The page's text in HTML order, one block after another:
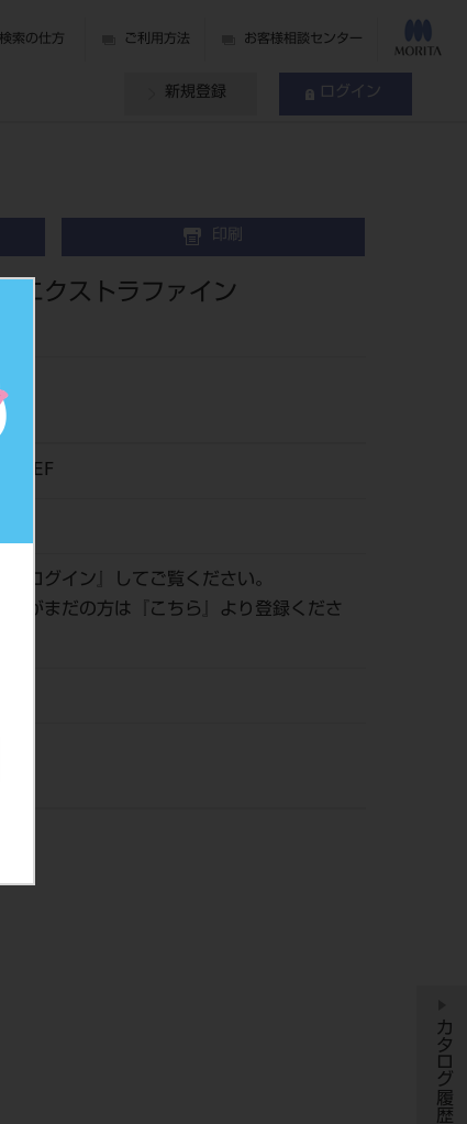
検索の仕方 ご利用方法 お客様相談センター
新規登録 ログイン
印刷
エクストラファイン
ログイン 』してご覧ください。
録がまだの方は『
こちら
』より登録くださ
カタログ履歴